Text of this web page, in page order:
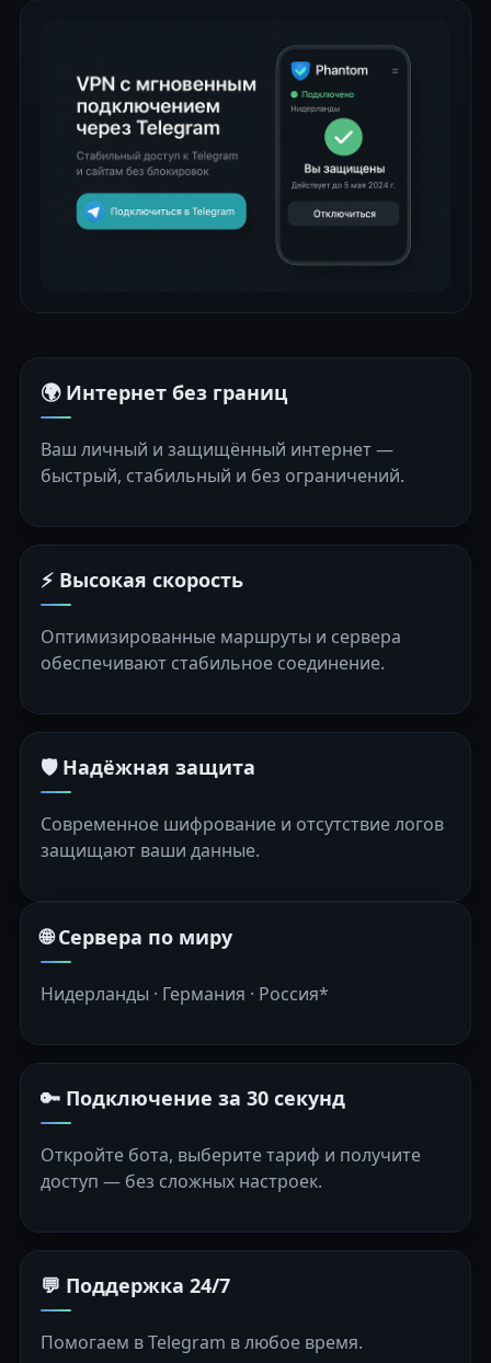
🌍 Интернет без границ
Ваш личный и защищённый интернет —
быстрый, стабильный и без ограничений.
⚡ Высокая скорость
Оптимизированные маршруты и сервера
обеспечивают стабильное соединение.
🛡️ Надёжная защита
Современное шифрование и отсутствие логов
защищают ваши данные.
🌐 Сервера по миру
Нидерланды · Германия · Россия*
🔑 Подключение за 30 секунд
Откройте бота, выберите тариф и получите
доступ — без сложных настроек.
💬 Поддержка 24/7
Помогаем в Telegram в любое время.